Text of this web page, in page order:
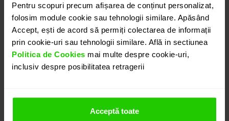
Pentru scopuri precum afișarea de conținut personalizat,
folosim module cookie sau tehnologii similare. Apăsând
Accept, ești de acord să permiți colectarea de informații
prin cookie-uri sau tehnologii similare. Află in sectiunea
Politica de Cookies mai multe despre cookie-uri,
inclusiv despre posibilitatea retragerii
Acceptă toate